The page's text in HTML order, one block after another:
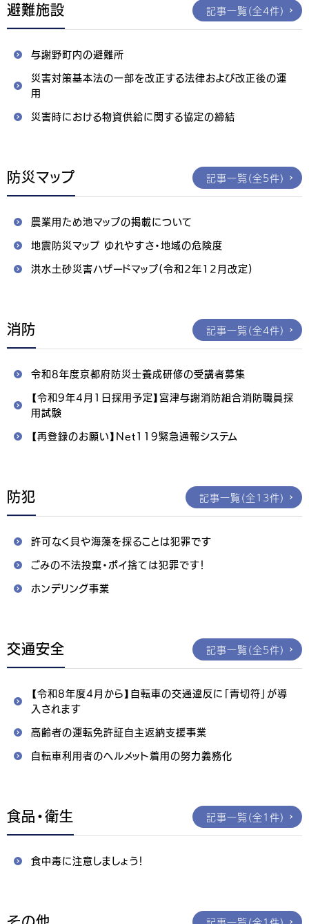
避難施設 記事一覧（全4件）
与謝野町内の避難所
災害対策基本法の一部を改正する法律および改正後の運
用
災害時における物資供給に関する協定の締結
防災マップ 記事一覧（全5件）
農業用ため池マップの掲載について
地震防災マップ ゆれやすさ・地域の危険度
洪水土砂災害ハザードマップ(令和2年12月改定)
消防 記事一覧（全4件）
令和8年度京都府防災士養成研修の受講者募集
【令和9年4月1日採用予定】宮津与謝消防組合消防職員採
用試験
【再登録のお願い】Net119緊急通報システム
防犯 記事一覧（全13件）
許可なく貝や海藻を採ることは犯罪です
ごみの不法投棄・ポイ捨ては犯罪です！
ホンデリング事業
交通安全 記事一覧（全5件）
【令和8年度4月から】自転車の交通違反に「青切符」が導
入されます
高齢者の運転免許証自主返納支援事業
自転車利用者のヘルメット着用の努力義務化
食品・衛生 記事一覧（全1件）
食中毒に注意しましょう！